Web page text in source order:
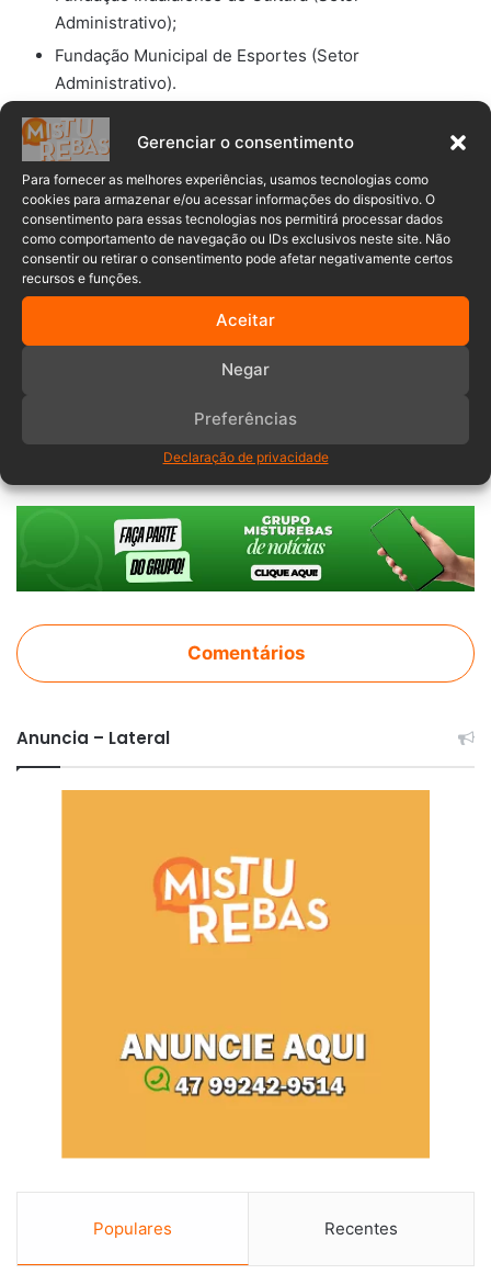
Gerenciar o consentimento
Para fornecer as melhores experiências, usamos tecnologias como
cookies para armazenar e/ou acessar informações do dispositivo. O
consentimento para essas tecnologias nos permitirá processar dados
como comportamento de navegação ou IDs exclusivos neste site. Não
consentir ou retirar o consentimento pode afetar negativamente certos
recursos e funções.
Aceitar
Negar
Preferências
Declaração de privacidade
Administrativo);
Fundação Municipal de Esportes (Setor
Administrativo).
Outros setores manterão horário diferenciado:
Secretaria de Educação (Setor Administrativo): 7h30
às 11h30 e 13h às 17h;
Secretaria de Agricultura (Setor Administrativo): 7h às
Comentários
Anuncia – Lateral
Populares Recentes